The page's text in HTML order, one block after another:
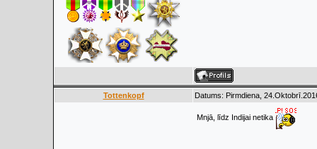
Tottenkopf Datums: Pirmdiena,
Mnjā, līdz Indijai netika